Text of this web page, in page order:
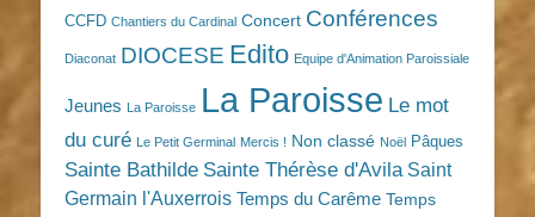
CCFD Chantiers du Cardinal Concert Conférences
Diaconat DIOCESE Edito Equipe d'Animation Paroissiale
Jeunes La Paroisse La Paroisse Le mot
du curé Le Petit Germinal Mercis ! Non classé Noël Pâques
Sainte Bathilde Sainte Thérèse d'Avila Saint
Germain l'Auxerrois Temps du Carême Temps